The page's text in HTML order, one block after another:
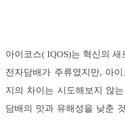
아이코스( IQOS)는 혁신의
전자담배가 주류였지만, 아
지의 차이는 시도해보지 않
담배의 맛과 유해성을 낮춘